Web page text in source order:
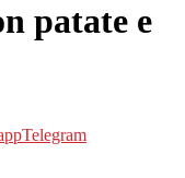
patate e
Telegram